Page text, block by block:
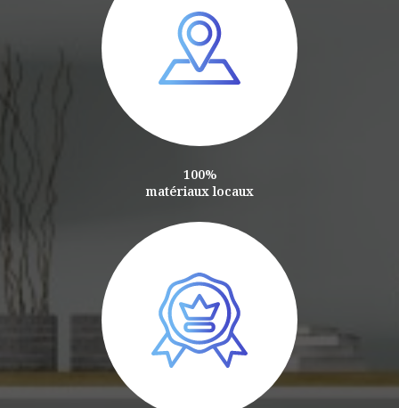
100%
matériaux locaux